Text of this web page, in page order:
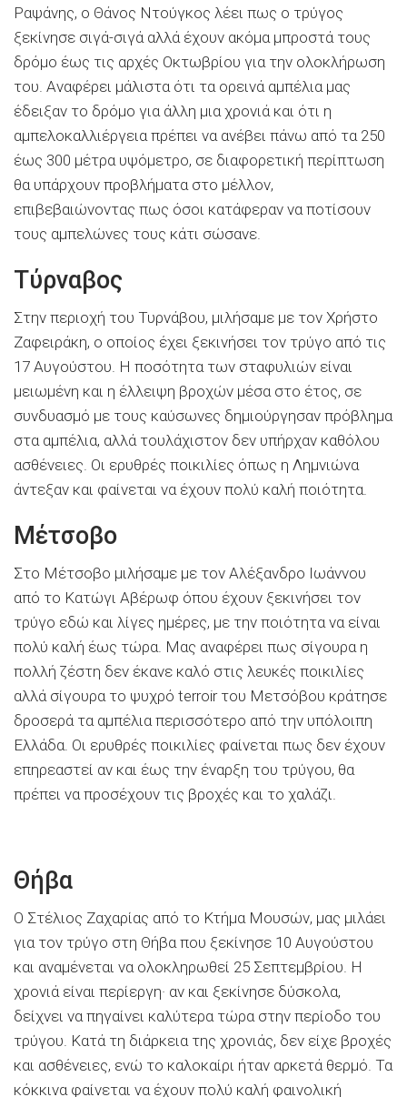
Ραψάνης, ο Θάνος Ντούγκος λέει πως ο τρύγος
ξεκίνησε σιγά-σιγά αλλά έχουν ακόμα μπροστά τους
δρόμο έως τις αρχές Οκτωβρίου για την ολοκλήρωση
του. Αναφέρει μάλιστα ότι τα ορεινά αμπέλια μας
έδειξαν το δρόμο για άλλη μια χρονιά και ότι η
αμπελοκαλλιέργεια πρέπει να ανέβει πάνω από τα 250
έως 300 μέτρα υψόμετρο, σε διαφορετική περίπτωση
θα υπάρχουν προβλήματα στο μέλλον,
επιβεβαιώνοντας πως όσοι κατάφεραν να ποτίσουν
τους αμπελώνες τους κάτι σώσανε.
Τύρναβος
Στην περιοχή του Τυρνάβου, μιλήσαμε με τον Χρήστο
Ζαφειράκη, ο οποίος έχει ξεκινήσει τον τρύγο από τις
17 Αυγούστου. Η ποσότητα των σταφυλιών είναι
μειωμένη και η έλλειψη βροχών μέσα στο έτος, σε
συνδυασμό με τους καύσωνες δημιούργησαν πρόβλημα
στα αμπέλια, αλλά τουλάχιστον δεν υπήρχαν καθόλου
ασθένειες. Οι ερυθρές ποικιλίες όπως η Λημνιώνα
άντεξαν και φαίνεται να έχουν πολύ καλή ποιότητα.
Μέτσοβο
Στο Μέτσοβο μιλήσαμε με τον Αλέξανδρο Ιωάννου
από το Κατώγι Αβέρωφ όπου έχουν ξεκινήσει τον
τρύγο εδώ και λίγες ημέρες, με την ποιότητα να είναι
πολύ καλή έως τώρα. Μας αναφέρει πως σίγουρα η
πολλή ζέστη δεν έκανε καλό στις λευκές ποικιλίες
αλλά σίγουρα το ψυχρό terroir του Μετσόβου κράτησε
δροσερά τα αμπέλια περισσότερο από την υπόλοιπη
Ελλάδα. Οι ερυθρές ποικιλίες φαίνεται πως δεν έχουν
επηρεαστεί αν και έως την έναρξη του τρύγου, θα
πρέπει να προσέχουν τις βροχές και το χαλάζι.
Θήβα
Ο Στέλιος Ζαχαρίας από το Κτήμα Μουσών, μας μιλάει
για τον τρύγο στη Θήβα που ξεκίνησε 10 Αυγούστου
και αναμένεται να ολοκληρωθεί 25 Σεπτεμβρίου. Η
χρονιά είναι περίεργη· αν και ξεκίνησε δύσκολα,
δείχνει να πηγαίνει καλύτερα τώρα στην περίοδο του
τρύγου. Κατά τη διάρκεια της χρονιάς, δεν είχε βροχές
και ασθένειες, ενώ το καλοκαίρι ήταν αρκετά θερμό. Τα
κόκκινα φαίνεται να έχουν πολύ καλή φαινολική